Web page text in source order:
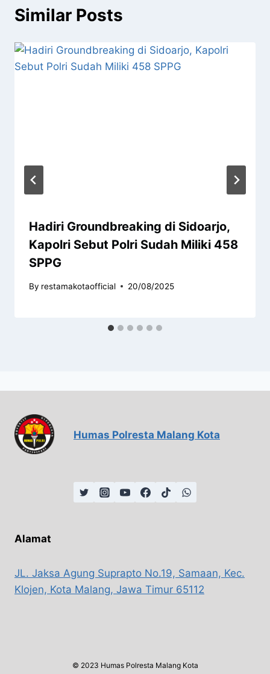
Similar Posts
Hadiri Groundbreaking di Sidoarjo,
Kapolri Sebut Polri Sudah Miliki 458
SPPG
By restamakotaofficial 20/08/2025
Humas Polresta Malang Kota
Alamat
JL. Jaksa Agung Suprapto No.19, Samaan, Kec.
Klojen, Kota Malang, Jawa Timur 65112
© 2023 Humas Polresta Malang Kota